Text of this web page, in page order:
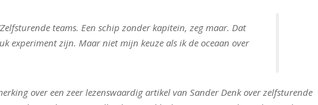
teams. Een schip zonder kapitein, zeg maar. Dat
experiment zijn. Maar niet mijn keuze als ik de oceaan over
over een zeer lezenswaardig artikel van Sander Denkover zelfsturende